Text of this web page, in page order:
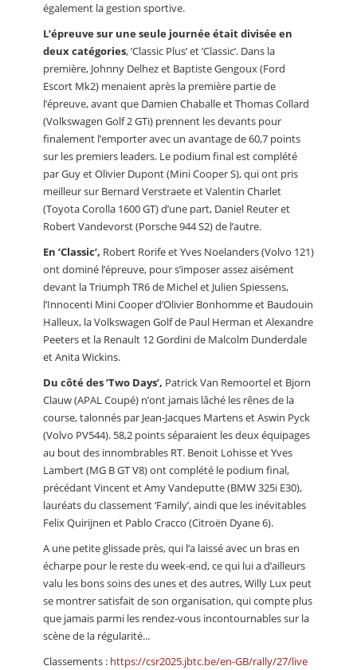
également la gestion sportive.
L’épreuve sur une seule journée était divisée en
deux catégories, ’Classic Plus’ et ’Classic’. Dans la
première, Johnny Delhez et Baptiste Gengoux (Ford
Escort Mk2) menaient après la première partie de
l’épreuve, avant que Damien Chaballe et Thomas Collard
(Volkswagen Golf 2 GTi) prennent les devants pour
finalement l’emporter avec un avantage de 60,7 points
sur les premiers leaders. Le podium final est complété
par Guy et Olivier Dupont (Mini Cooper S), qui ont pris
meilleur sur Bernard Verstraete et Valentin Charlet
(Toyota Corolla 1600 GT) d’une part, Daniel Reuter et
Robert Vandevorst (Porsche 944 S2) de l’autre.
En ’Classic’, Robert Rorife et Yves Noelanders (Volvo 121)
ont dominé l’épreuve, pour s’imposer assez aisément
devant la Triumph TR6 de Michel et Julien Spiessens,
l’Innocenti Mini Cooper d’Olivier Bonhomme et Baudouin
Halleux, la Volkswagen Golf de Paul Herman et Alexandre
Peeters et la Renault 12 Gordini de Malcolm Dunderdale
et Anita Wickins.
Du côté des ’Two Days’, Patrick Van Remoortel et Bjorn
Clauw (APAL Coupé) n’ont jamais lâché les rênes de la
course, talonnés par Jean-Jacques Martens et Aswin Pyck
(Volvo PV544). 58,2 points séparaient les deux équipages
au bout des innombrables RT. Benoit Lohisse et Yves
Lambert (MG B GT V8) ont complété le podium final,
précédant Vincent et Amy Vandeputte (BMW 325i E30),
lauréats du classement ’Family’, aindi que les inévitables
Felix Quirijnen et Pablo Cracco (Citroën Dyane 6).
A une petite glissade près, qui l’a laissé avec un bras en
écharpe pour le reste du week-end, ce qui lui a d’ailleurs
valu les bons soins des unes et des autres, Willy Lux peut
se montrer satisfait de son organisation, qui compte plus
que jamais parmi les rendez-vous incontournables sur la
scène de la régularité...
Classements : https://csr2025.jbtc.be/en-GB/rally/27/live